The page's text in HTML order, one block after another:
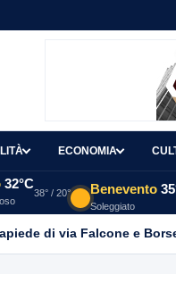
ECONOMIA
32°C
38° / 20° Benevento
Soleggiato
di via Falcone e